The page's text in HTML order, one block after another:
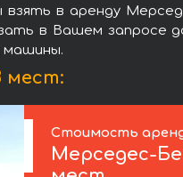
в аренду
в Вашем запросе
машины.
мест:
Стоимость
Мерседес-